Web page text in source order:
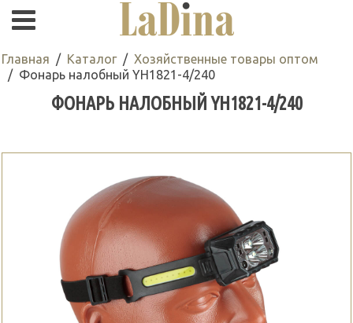
Главная Каталог
Хозяйственные товары оптом
Фонарь налобный YH1821-4/240
ФОНАРЬ НАЛОБНЫЙ YH1821-4/240